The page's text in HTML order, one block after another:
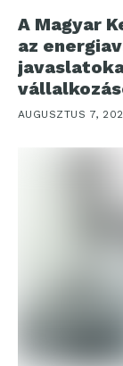
A Magyar
az
AUGUSZTUS 7,